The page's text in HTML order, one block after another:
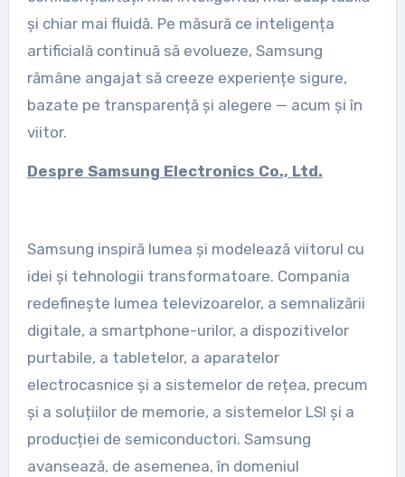
și chiar mai fluidă. Pe măsură ce inteligența
artificială continuă să evolueze, Samsung
rămâne angajat să creeze experiențe sigure,
bazate pe transparență și alegere — acum și în
viitor.
Despre Samsung Electronics Co., Ltd.
Samsung inspiră lumea și modelează viitorul cu
idei și tehnologii transformatoare. Compania
redefinește lumea televizoarelor, a semnalizării
digitale, a smartphone-urilor, a dispozitivelor
purtabile, a tabletelor, a aparatelor
electrocasnice și a sistemelor de rețea, precum
și a soluțiilor de memorie, a sistemelor LSI și a
producției de semiconductori. Samsung
avansează, de asemenea, în domeniul